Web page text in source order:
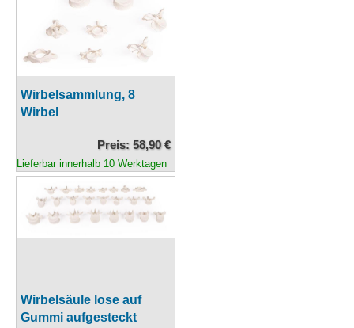
Wirbelsammlung, 8
Wirbel
Preis: 58,90 €
Lieferbar innerhalb 10 Werktagen
Wirbelsäule lose auf
Gummi aufgesteckt